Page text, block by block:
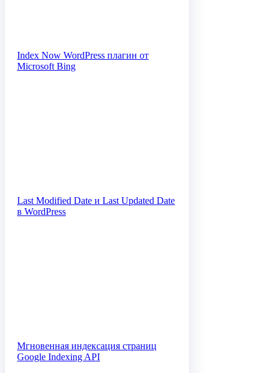
Index Now WordPress плагин от
Microsoft Bing
Last Modified Date и Last Updated Date
в WordPress
Мгновенная индексация страниц
Google Indexing API